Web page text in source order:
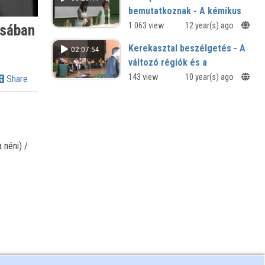
Share
néni) /
Sporttudományi szakmai nap - 2015
bemutatkoznak - A kémikus
palacsintája
Gimnázium diákjai prezentálásával
1 063 view 12 year(s) ago
02:07:54
Kerekasztal beszélgetés - A
változó régiók és a
közoktatás; a regionalizmus
143 view 10 year(s) ago